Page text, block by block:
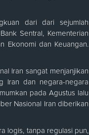
dari dari sejumlah
Sentral, Kementerian
Ekonomi dan Keuangan.
Iran sangat menjanjikan
Iran dan negara-negara
pada Agustus lalu
Nasional Iran diberikan
logis, tanpa regulasi pun,